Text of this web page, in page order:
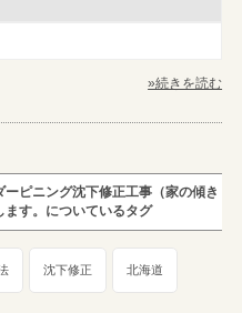
»続きを読む
ーピニング沈下修正工事（家の傾き
す。についているタグ
沈下修正 北海道